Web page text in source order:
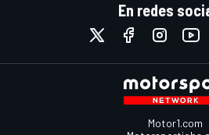
En redes
Motor1.com